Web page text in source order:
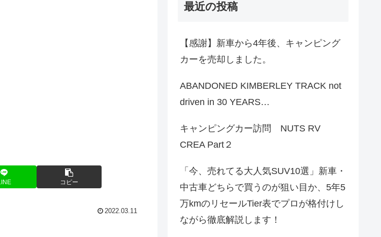
コピー
2022.03.11
最近の投稿
【感謝】新車から4年後、キャンピング
カーを売却しました。
ABANDONED KIMBERLEY TRACK not
driven in 30 YEARS…
キャンピングカー訪問 NUTS RV
CREA Part２
「今、売れてる大人気SUV10選」新車・
中古車どちらで買うのが狙い目か、5年5
万kmのリセールTier表でプロが格付けし
ながら徹底解説します！